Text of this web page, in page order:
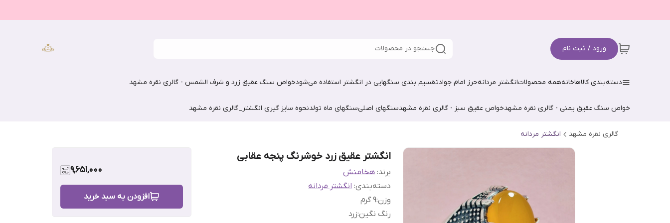
ورود / ثبت نام جستجو در محصولات
دسته‌بندی کالاهاخانههمه محصولاتانگشتر مردانهحرز امام جوادتقسیم بندی سنگهایی در انگشتر استفاده می‌شودخواص سنگ عقیق زرد و شرف الشمس - گالری نقره مشهد
خواص سنگ عقیق یمنی - گالری نقره مشهدخواص عقیق سبز - گالری نقره مشهدسنگهای اصلیسنگهای ماه تولدنحوه سایز گیری انگشتر_گالری نقره مشهد
گالری نقره مشهد انگشتر مردانه
انگشتر عقیق زرد خوشرنگ پنجه عقابی
برند: هخامنش
دسته‌بندی:انگشتر مردانه
وزن:۹ گرم
رنگ نگین:زرد
9,651,000
افزودن به سبد خرید